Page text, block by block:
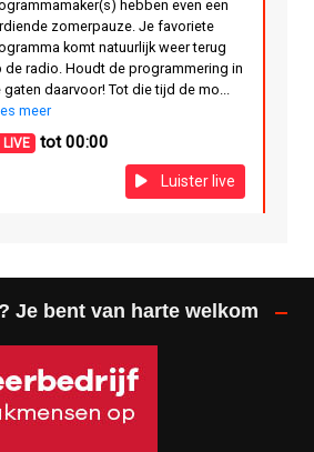
Je bent van harte welkom